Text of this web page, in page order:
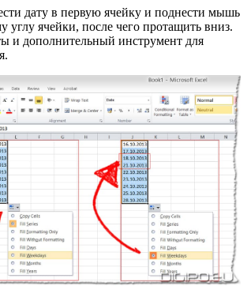
дату в первую ячейку и поднести мышь
углу ячейки, после чего протащить вниз.
и дополнительный инструмент для